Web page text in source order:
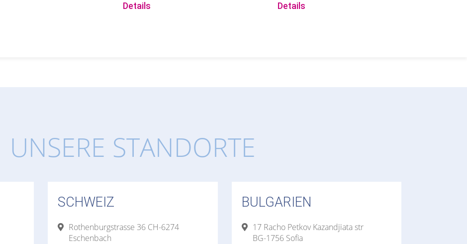
Details Details
UNSERE STANDORTE
SCHWEIZ
Rothenburgstrasse 36 CH-6274
Eschenbach
BULGARIEN
17 Racho Petkov Kazandjiata str
BG-1756 Sofia